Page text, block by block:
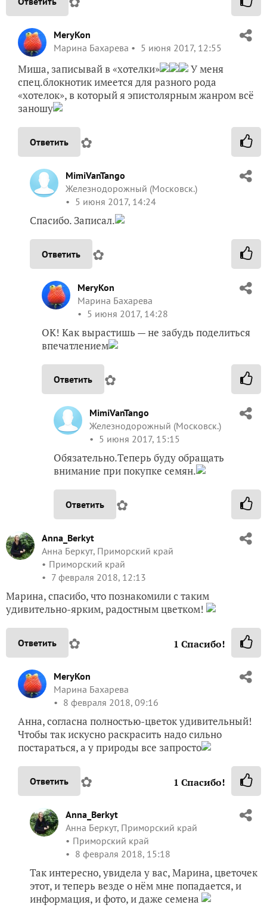
MeryKon
Марина Бахарева
5 июня 2017, 12:55
Миша, записывай в «хотелки»
У меня
спец.блокнотик имеется для разного рода
«хотелок», в который я эпистолярным жанром всё
заношу
Ответить ✿
MimiVanTango
Железнодорожный (Московск.)
5 июня 2017, 14:24
Спасибо. Записал.
Ответить ✿
MeryKon
Марина Бахарева
5 июня 2017, 14:28
ОК! Как вырастишь — не забудь поделиться
впечатлением
Ответить ✿
MimiVanTango
Железнодорожный (Московск.)
5 июня 2017, 15:15
Обязательно.Теперь буду обращать
внимание при покупке семян.
Ответить ✿
Anna_Berkyt
Анна Беркут, Приморский край
Приморский край
7 февраля 2018, 12:13
Марина, спасибо, что познакомили с таким
удивительно-ярким, радостным цветком!
Ответить ✿ 1 Спасибо!
MeryKon
Марина Бахарева
8 февраля 2018, 09:16
Анна, согласна полностью-цветок удивительный!
Чтобы так искусно раскрасить надо сильно
постараться, а у природы все запросто
Ответить ✿ 1 Спасибо!
Anna_Berkyt
Анна Беркут, Приморский край
Приморский край
8 февраля 2018, 15:18
Так интересно, увидела у вас, Марина, цветочек
этот, и теперь везде о нём мне попадается, и
информация, и фото, и даже семена